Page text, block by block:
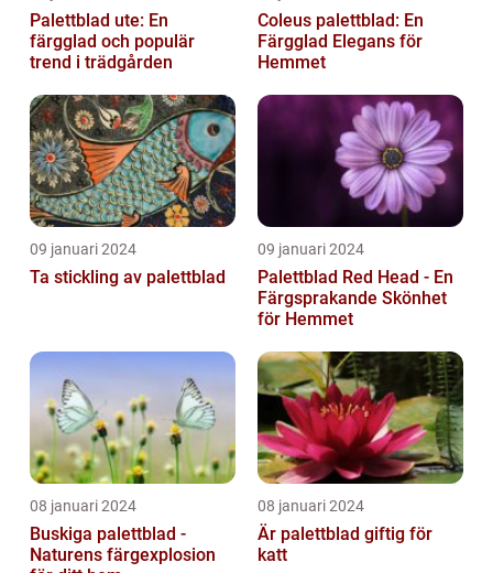
Palettblad ute: En
färgglad och populär
trend i trädgården
Coleus palettblad: En
Färgglad Elegans för
Hemmet
09 januari 2024
Ta stickling av palettblad
09 januari 2024
Palettblad Red Head - En
Färgsprakande Skönhet
för Hemmet
08 januari 2024
Buskiga palettblad -
Naturens färgexplosion
08 januari 2024
Är palettblad giftig för
katt